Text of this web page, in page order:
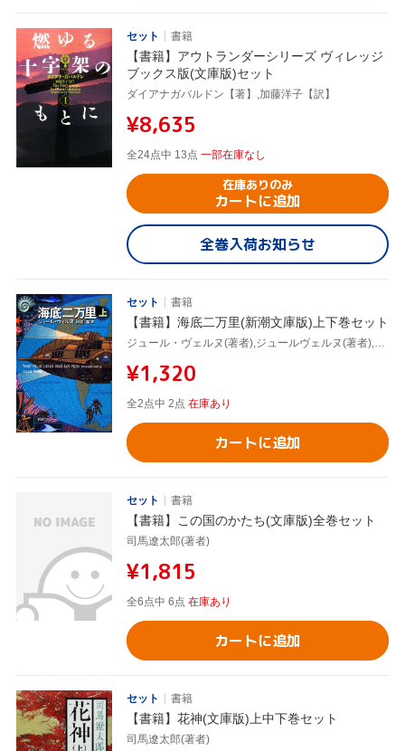
セット 書籍
【書籍】アウトランダーシリーズ ヴィレッジ
ブックス版(文庫版)セット
ダイアナガバルドン【著】,加藤洋子【訳】
¥8,635
全24点中 13点 一部在庫なし
在庫ありのみ
カートに追加
全巻入荷お知らせ
セット 書籍
【書籍】海底二万里(新潮文庫版)上下巻セット
ジュール・ヴェルヌ(著者),ジュールヴェルヌ(著者),村松潔(訳者),村松潔(訳者)
¥1,320
全2点中 2点 在庫あり
カートに追加
セット 書籍
【書籍】この国のかたち(文庫版)全巻セット
司馬遼太郎(著者)
¥1,815
全6点中 6点 在庫あり
カートに追加
セット 書籍
【書籍】花神(文庫版)上中下巻セット
司馬遼太郎(著者)